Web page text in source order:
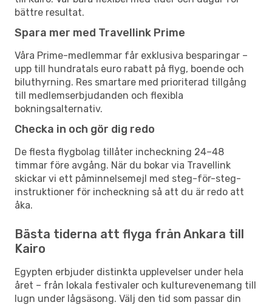
bättre resultat.
Spara mer med Travellink Prime
Våra Prime-medlemmar får exklusiva besparingar –
upp till hundratals euro rabatt på flyg, boende och
biluthyrning. Res smartare med prioriterad tillgång
till medlemserbjudanden och flexibla
bokningsalternativ.
Checka in och gör dig redo
De flesta flygbolag tillåter incheckning 24–48
timmar före avgång. När du bokar via Travellink
skickar vi ett påminnelsemejl med steg-för-steg-
instruktioner för incheckning så att du är redo att
åka.
Bästa tiderna att flyga från Ankara till
Kairo
Egypten erbjuder distinkta upplevelser under hela
året – från lokala festivaler och kulturevenemang till
lugn under lågsäsong. Välj den tid som passar din